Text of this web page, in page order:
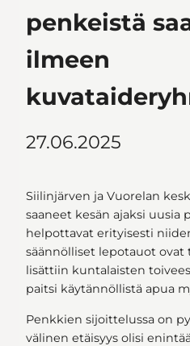
penkeistä
ilmeen
27.06.2025
Siilinjärven ja Vuorelan
saaneet kesän ajaksi uusia
helpottavat erityisesti
säännölliset lepotauot ovat
lisättiin kuntalaisten
paitsi käytännöllistä apua
Penkkien sijoittelussa on
välinen etäisyys olisi